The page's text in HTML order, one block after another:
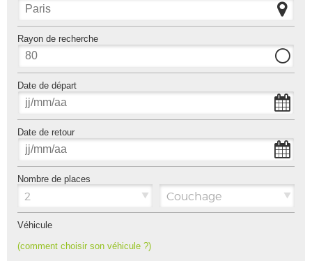
Rayon de recherche
Date de départ
Date de retour
Nombre de places
2 Couchage
Véhicule
(comment choisir son véhicule ?)